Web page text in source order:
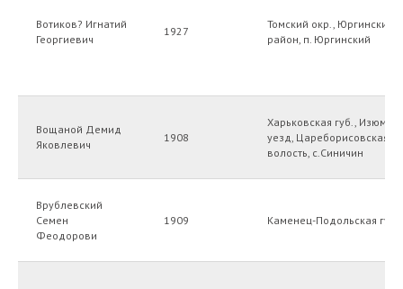
Вотиков? Игнатий
Георгиевич
1927
Томский окр., Юргинский
район, п. Юргинский
Вощаной Демид
Яковлевич
1908
Харьковская губ.,
уезд, Цареборисовская
волость, с.Синичин
Врублевский
Семен
Феодорови
1909 Каменец-Подольская губ.